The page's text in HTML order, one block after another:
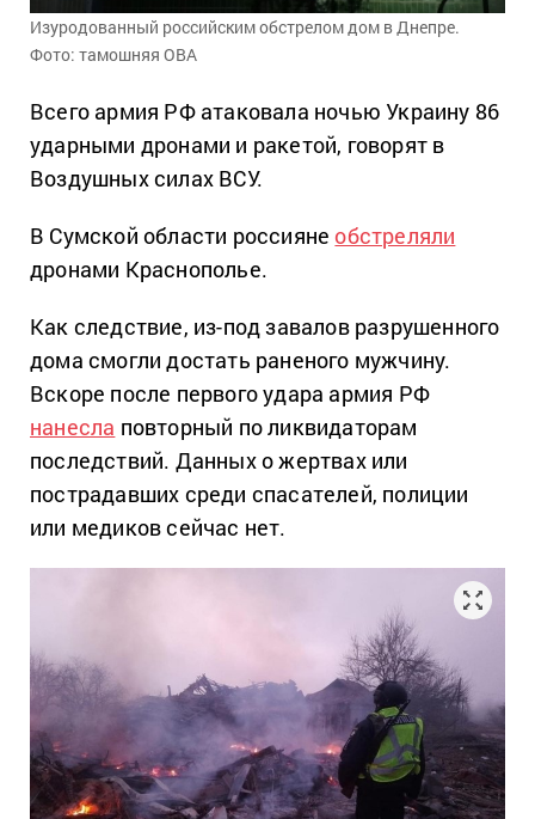
Изуродованный российским обстрелом дом в Днепре.
Фото: тамошняя ОВА
Всего армия РФ атаковала ночью Украину 86
ударными дронами и ракетой, говорят в
Воздушных силах ВСУ.
В Сумской области россияне обстреляли
дронами Краснополье.
Как следствие, из-под завалов разрушенного
дома смогли достать раненого мужчину.
Вскоре после первого удара армия РФ
нанесла повторный по ликвидаторам
последствий. Данных о жертвах или
пострадавших среди спасателей, полиции
или медиков сейчас нет.